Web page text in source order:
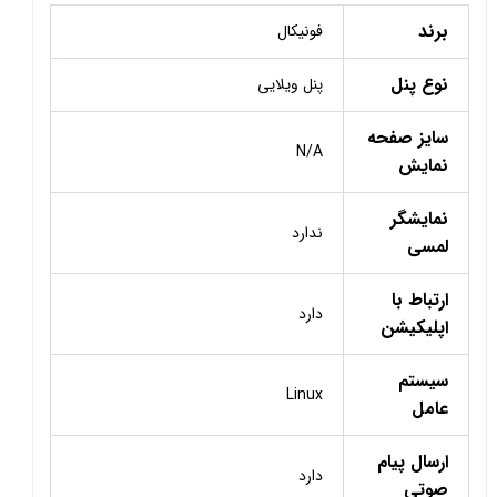
برند فونیکال
نوع پنل پنل ویلایی
سایز صفحه
نمایش
N/A
نمایشگر
لمسی
ندارد
ارتباط با
اپلیکیشن
دارد
سیستم
عامل
Linux
ارسال پیام
صوتی
دارد